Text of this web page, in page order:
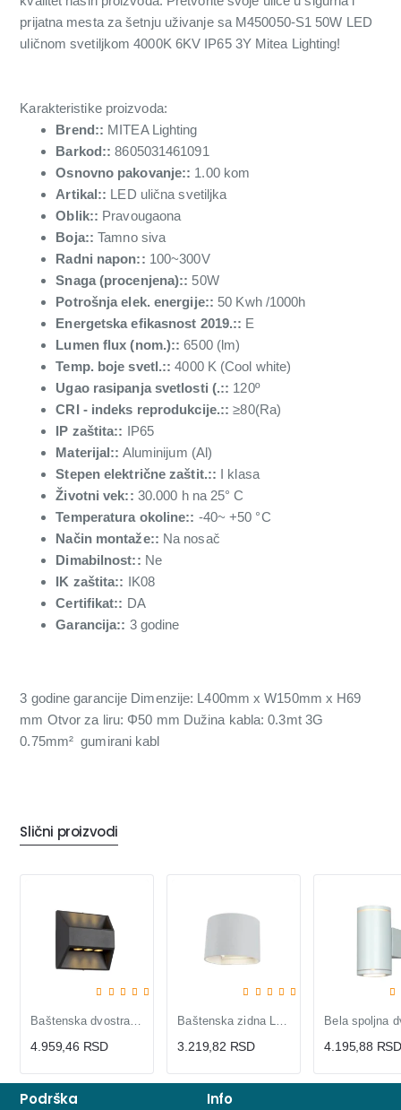
prijatna mesta za šetnju uživanje sa M450050-S1 50W LED
uličnom svetiljkom 4000K 6KV IP65 3Y Mitea Lighting!
Karakteristike proizvoda:
Brend:: MITEA Lighting
Barkod:: 8605031461091
Osnovno pakovanje:: 1.00 kom
Artikal:: LED ulična svetiljka
Oblik:: Pravougaona
Boja:: Tamno siva
Radni napon:: 100~300V
Snaga (procenjena):: 50W
Potrošnja elek. energije:: 50 Kwh /1000h
Energetska efikasnost 2019.:: E
Lumen flux (nom.):: 6500 (lm)
Temp. boje svetl.:: 4000 K (Cool white)
Ugao rasipanja svetlosti (.:: 120º
CRI - indeks reprodukcije.:: ≥80(Ra)
IP zaštita:: IP65
Materijal:: Aluminijum (Al)
Stepen električne zaštit.:: I klasa
Životni vek:: 30.000 h na 25° C
Temperatura okoline:: -40~ +50 °C
Način montaže:: Na nosač
Dimabilnost:: Ne
IK zaštita:: IK08
Certifikat:: DA
Garancija:: 3 godine
3 godine garancije Dimenzije: L400mm x W150mm x H69
mm Otvor za liru: Φ50 mm Dužina kabla: 0.3mt 3G
0.75mm² gumirani kabl
Slični proizvodi
Baštenska dvostrana Zidna LED lampa 6x1W
4.959,46 RSD
Baštenska zidna LED lampa JM-011, 6W (2x3W), bela, IP54, toplo bela
3.219,82 RSD 4.195,88 RSD
Podrška Info